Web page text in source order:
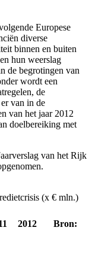
Europese
diverse
binnen en buiten
hun weerslag
de begrotingen van
wordt een
de
van in de
van het jaar 2012
doelbereiking met
van het Rijk
(x € mln.)
2012 Bron: